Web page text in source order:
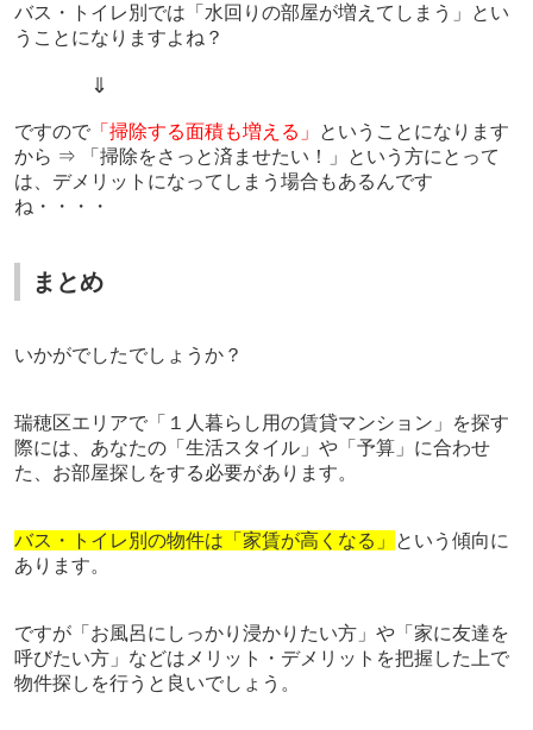
バス・トイレ別では「水回りの部屋が増えてしまう」とい
うことになりますよね？
⇓
ですので「掃除する面積も増える」
ということになります
から ⇒ 「掃除をさっと済ませたい！」という方にとって
は、デメリットになってしまう場合もあるんです
ね・・・・
まとめ
いかがでしたでしょうか？
瑞穂区エリアで「１人暮らし用の賃貸マンション」を探す
際には、あなたの「生活スタイル」や「予算」に合わせ
た、お部屋探しをする必要があります。
バス・トイレ別の物件は「家賃が高くなる」
という傾向に
あります。
ですが「お風呂にしっかり浸かりたい方」や「家に友達を
呼びたい方」などはメリット・デメリットを把握した上で
物件探しを行うと良いでしょう。